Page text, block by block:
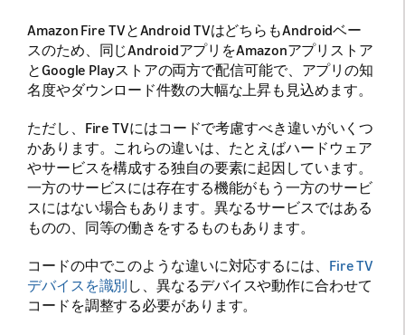
Amazon Fire TVとAndroid TVはどちらもAndroidベー
スのため、同じAndroidアプリをAmazonアプリストア
とGoogle Playストアの両方で配信可能で、アプリの知
名度やダウンロード件数の大幅な上昇も見込めます。
ただし、Fire TVにはコードで考慮すべき違いがいくつ
かあります。これらの違いは、たとえばハードウェア
やサービスを構成する独自の要素に起因しています。
一方のサービスには存在する機能がもう一方のサービ
スにはない場合もあります。異なるサービスではある
ものの、同等の働きをするものもあります。
コードの中でこのような違いに対応するには、 Fire TV
デバイスを識別 し、異なるデバイスや動作に合わせて
コードを調整する必要があります。